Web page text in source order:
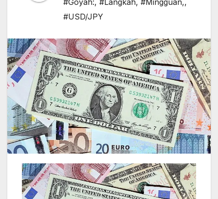
#Goyah:, #Langkah, #Mingguan,,
#USD/JPY